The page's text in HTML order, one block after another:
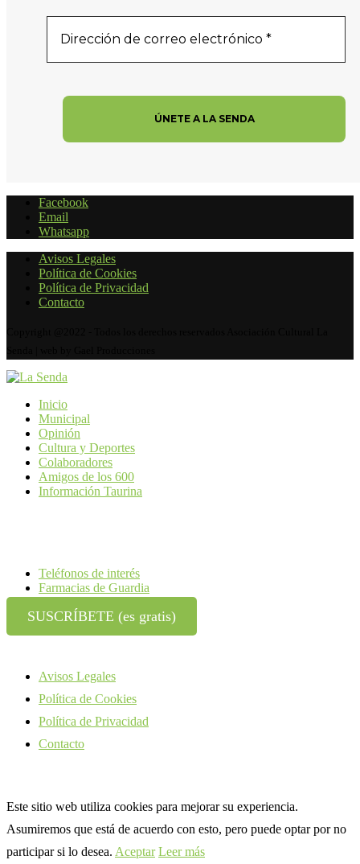
Facebook
Email
Whatsapp
Avisos Legales
Política de Cookies
Política de Privacidad
Contacto
Inicio
Municipal
Opinión
Cultura y Deportes
Colaboradores
Amigos de los 600
Información Taurina
Teléfonos de interés
Farmacias de Guardia
SUSCRÍBETE (es gratis)
Avisos Legales
Política de Cookies
Política de Privacidad
Contacto
Este sitio web utiliza cookies para mejorar su experiencia.
Asumiremos que está de acuerdo con esto, pero puede optar por no
participar si lo desea. Aceptar Leer más